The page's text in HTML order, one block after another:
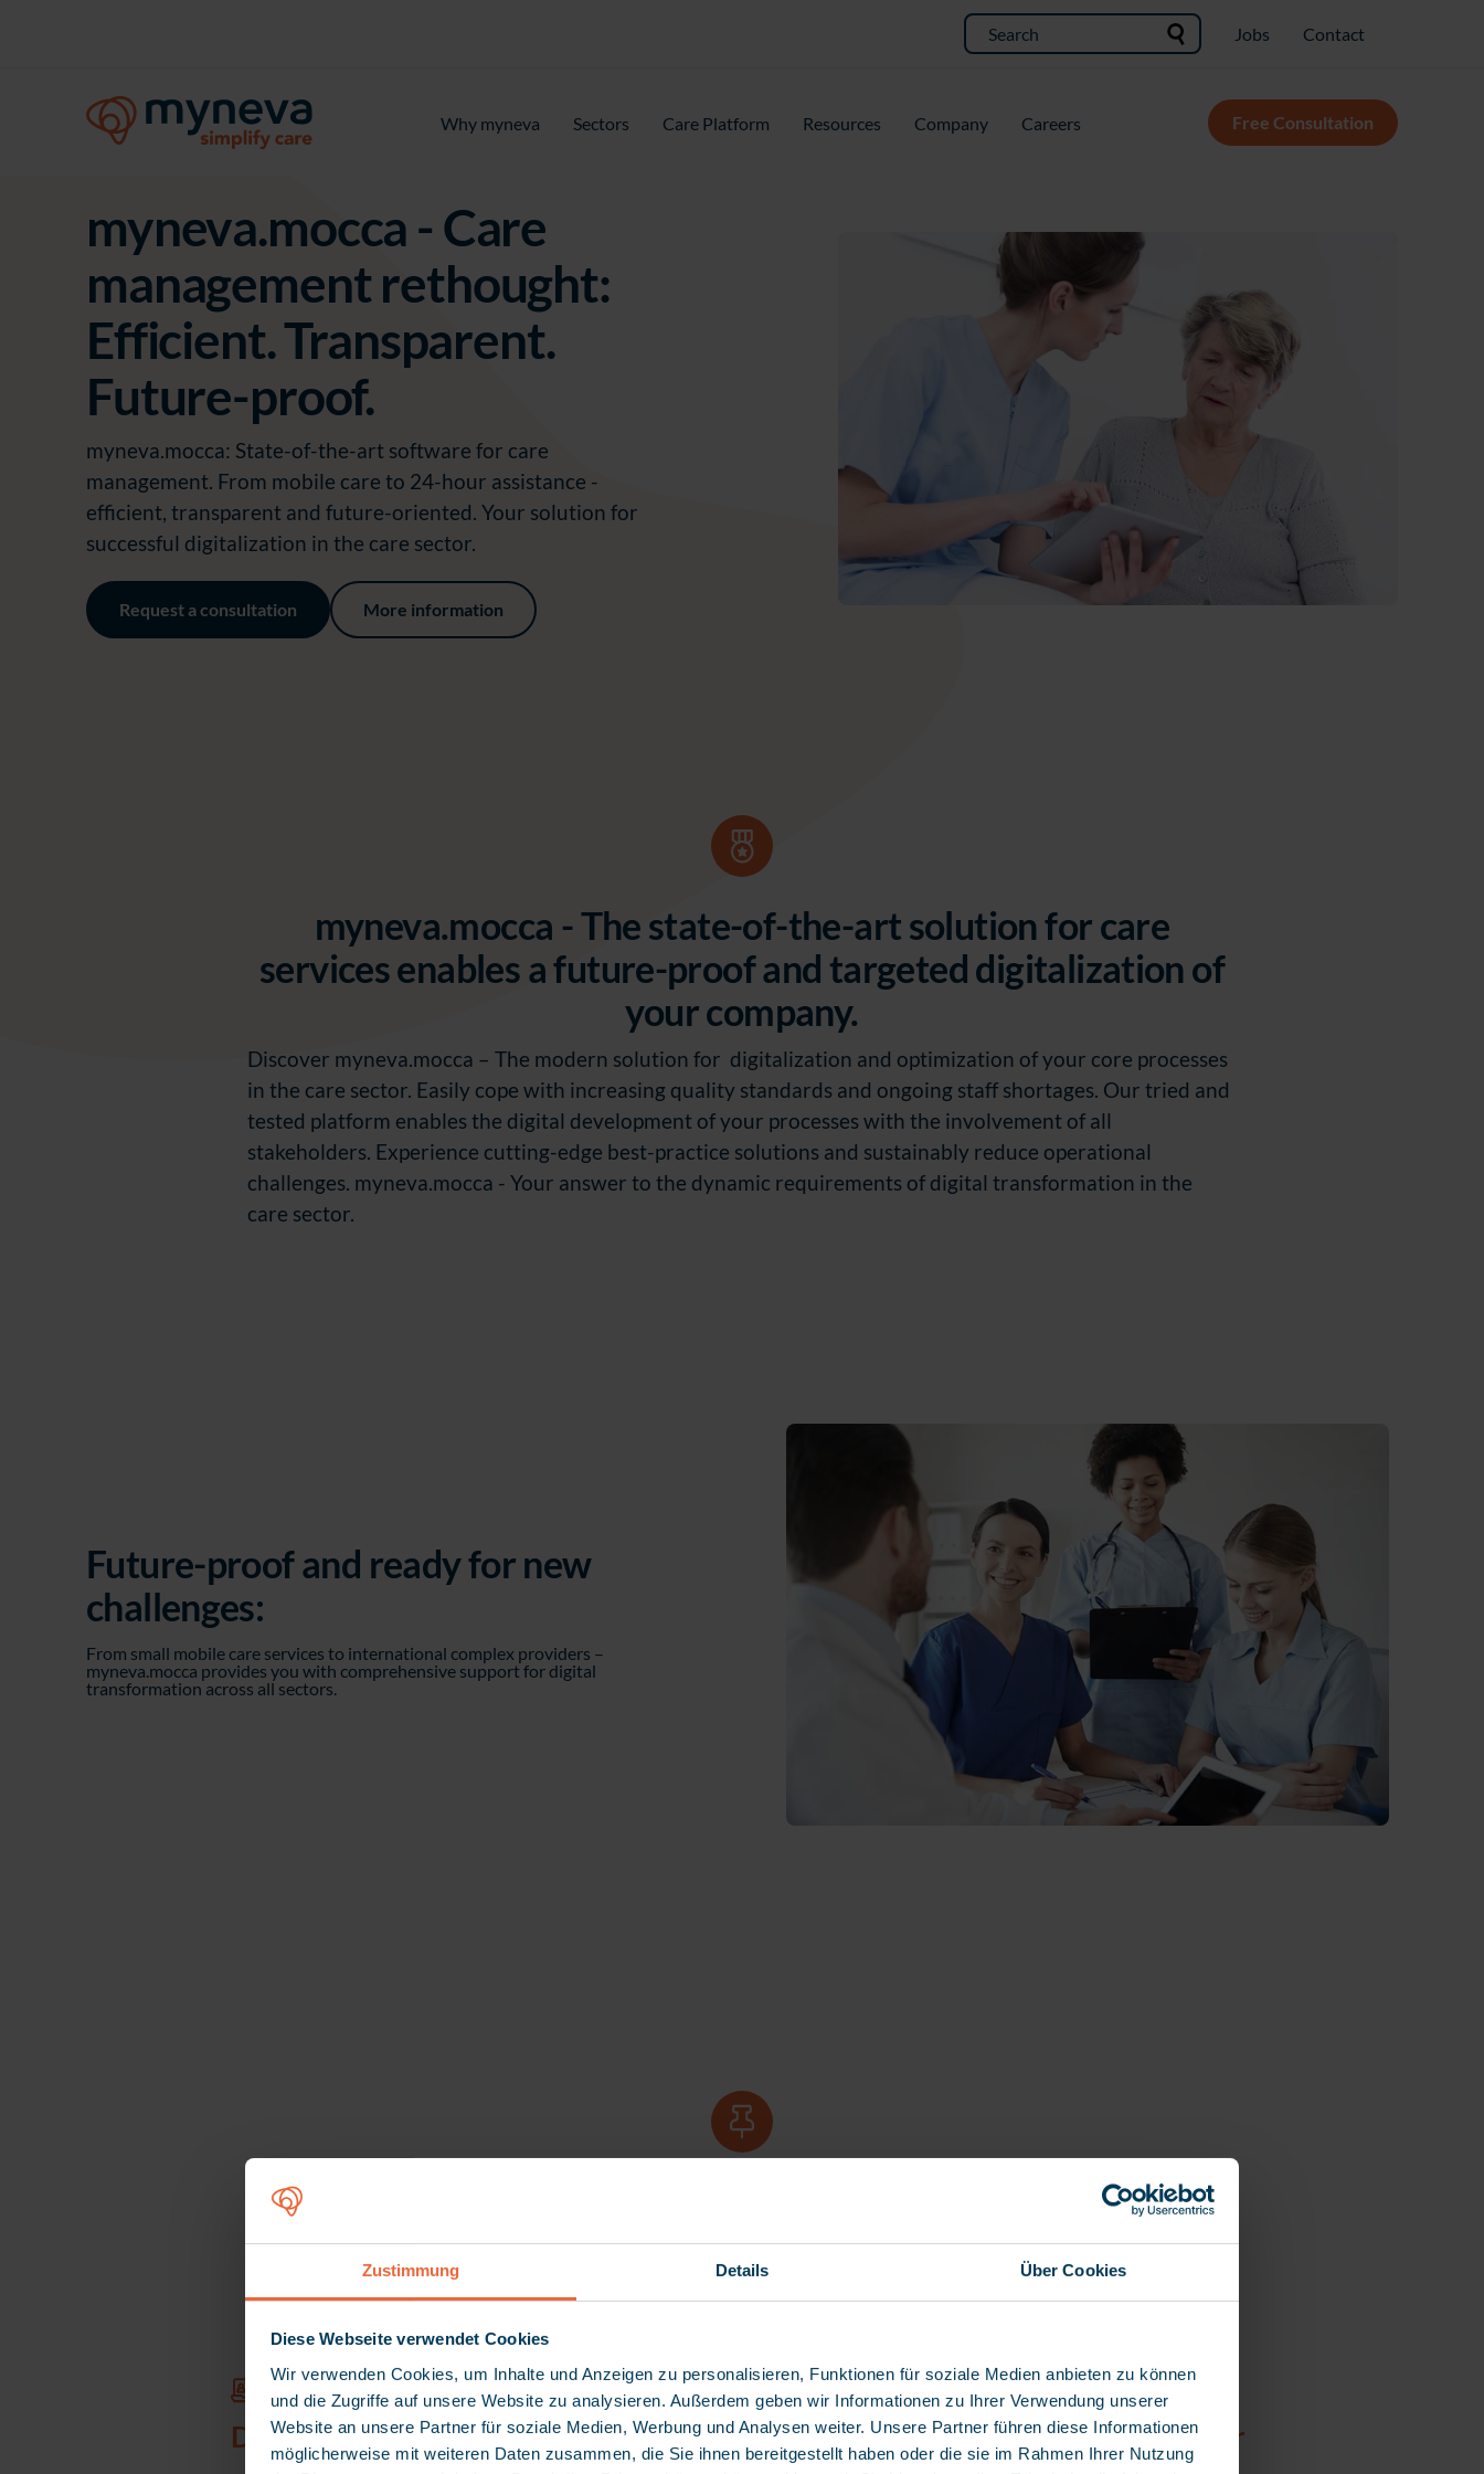
Zustimmung Details Über Cookies
Diese Webseite verwendet Cookies
Wir verwenden Cookies, um Inhalte und Anzeigen zu personalisieren, Funktionen für soziale Medien anbieten zu können
und die Zugriffe auf unsere Website zu analysieren. Außerdem geben wir Informationen zu Ihrer Verwendung unserer
Website an unsere Partner für soziale Medien, Werbung und Analysen weiter. Unsere Partner führen diese Informationen
möglicherweise mit weiteren Daten zusammen, die Sie ihnen bereitgestellt haben oder die sie im Rahmen Ihrer Nutzung
Jobs Contact
Why myneva Sectors Care Platform Resources Company Careers Free Consultation
myneva.mocca - Care
management rethought:
Efficient. Transparent.
Future-proof.
myneva.mocca: State-of-the-art software for care
management. From mobile care to 24-hour assistance -
efficient, transparent and future-oriented. Your solution for
successful digitalization in the care sector.
Request a consultation More information
myneva.mocca - The state-of-the-art solution for care
services enables a future-proof and targeted digitalization of
your company.
Discover myneva.mocca – The modern solution for digitalization and optimization of your core processes
in the care sector. Easily cope with increasing quality standards and ongoing staff shortages. Our tried and
tested platform enables the digital development of your processes with the involvement of all
stakeholders. Experience cutting-edge best-practice solutions and sustainably reduce operational
challenges. myneva.mocca - Your answer to the dynamic requirements of digital transformation in the
care sector.
Future-proof and ready for new
challenges:
From small mobile care services to international complex providers –
myneva.mocca provides you with comprehensive support for digital
transformation across all sectors.
numerous areas of application
Digital processes
Quality
Integration of your